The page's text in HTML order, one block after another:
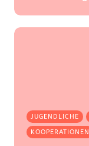
JUGENDLICHE
KOOPERATIONEN